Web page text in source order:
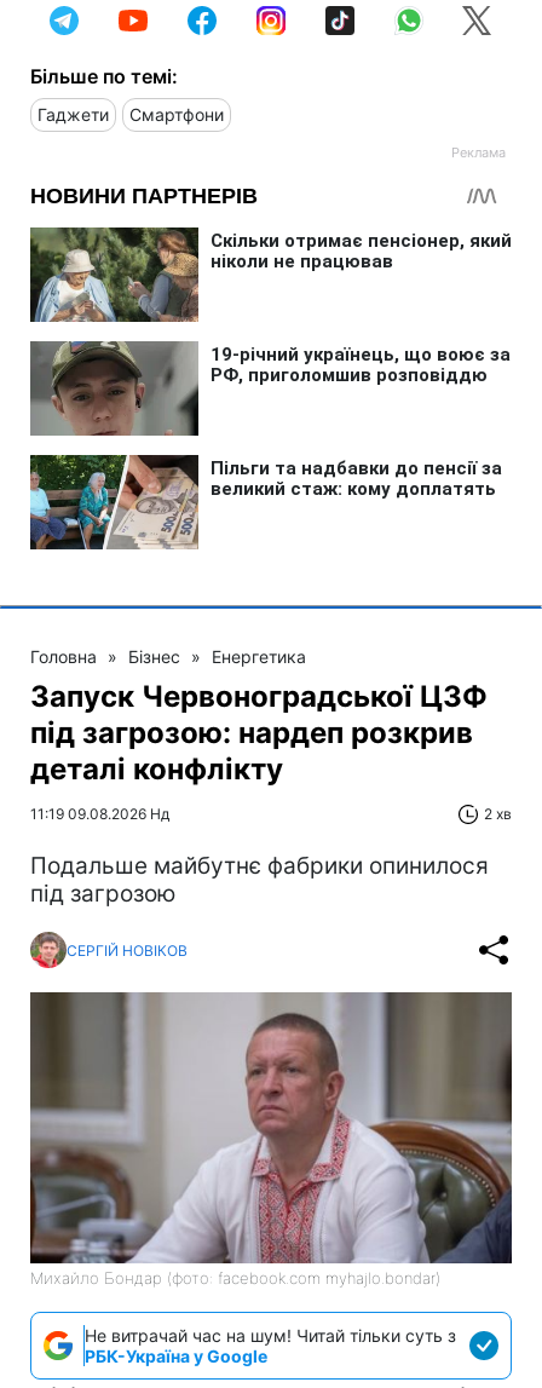
Більше по темі:
Гаджети Смартфони
Головна » Бізнес » Енергетика
Запуск Червоноградської ЦЗФ
під загрозою: нардеп розкрив
деталі конфлікту
11:19 09.08.2026 Нд 2 хв
Подальше майбутнє фабрики опинилося
під загрозою
СЕРГІЙ НОВІКОВ
Михайло Бондар (фото: facebook.com myhajlo.bondar)
Не витрачай час на шум! Читай тільки суть з
РБК-Україна у Google